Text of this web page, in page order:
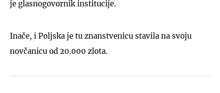
je glasnogovornik institucije.
Inače, i Poljska je tu znanstvenicu stavila na svoju
novčanicu od 20.000 zlota.